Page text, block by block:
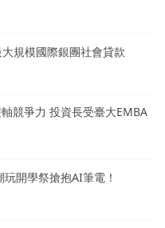
規模國際銀團社會貸款
競爭力 投資長受臺大EMBA
開學祭搶抱AI筆電！